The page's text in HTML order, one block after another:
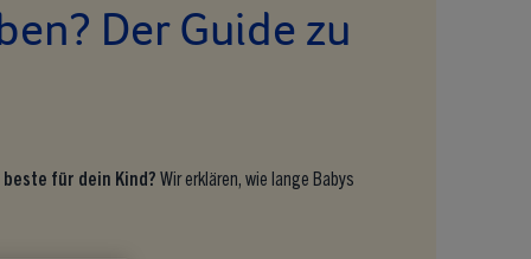
Der Guide zu
für dein Kind? Wir erklären, wie lange Babys